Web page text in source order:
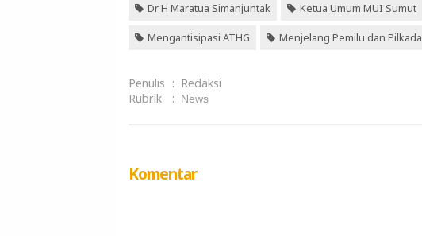
Dr H Maratua Simanjuntak Ketua Umum MUI Sumut
Mengantisipasi ATHG Menjelang Pemilu dan Pilkada
Penulis : Redaksi
Rubrik
: News
Komentar